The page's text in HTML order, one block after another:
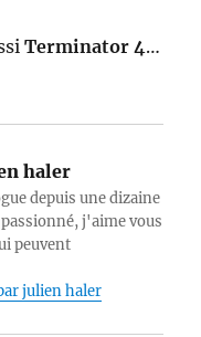
Terminator 4…
haler
depuis une dizaine
j'aime vous
peuvent
julien haler